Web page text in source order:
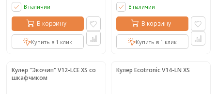
В наличии
В корзину
Купить в 1 клик
В наличии
В корзину
Купить в 1 клик
Кулер "Экочип" V12-LCE XS со
шкафчиком
Кулер Ecotronic V14-LN XS